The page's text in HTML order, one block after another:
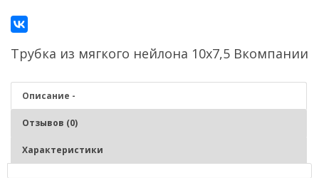
Трубка из мягкого нейлона 10х7,5 Bкомпании
Описание -
Отзывов (0)
Характеристики